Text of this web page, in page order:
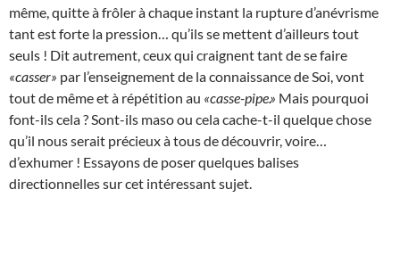
même, quitte à frôler à chaque instant la rupture d’anévrisme
tant est forte la pression… qu’ils se mettent d’ailleurs tout
seuls ! Dit autrement, ceux qui craignent tant de se faire
«casser» par l’enseignement de la connaissance de Soi, vont
tout de même et à répétition au «casse-pipe.» Mais pourquoi
font-ils cela ? Sont-ils maso ou cela cache-t-il quelque chose
qu’il nous serait précieux à tous de découvrir, voire…
d’exhumer ! Essayons de poser quelques balises
directionnelles sur cet intéressant sujet.